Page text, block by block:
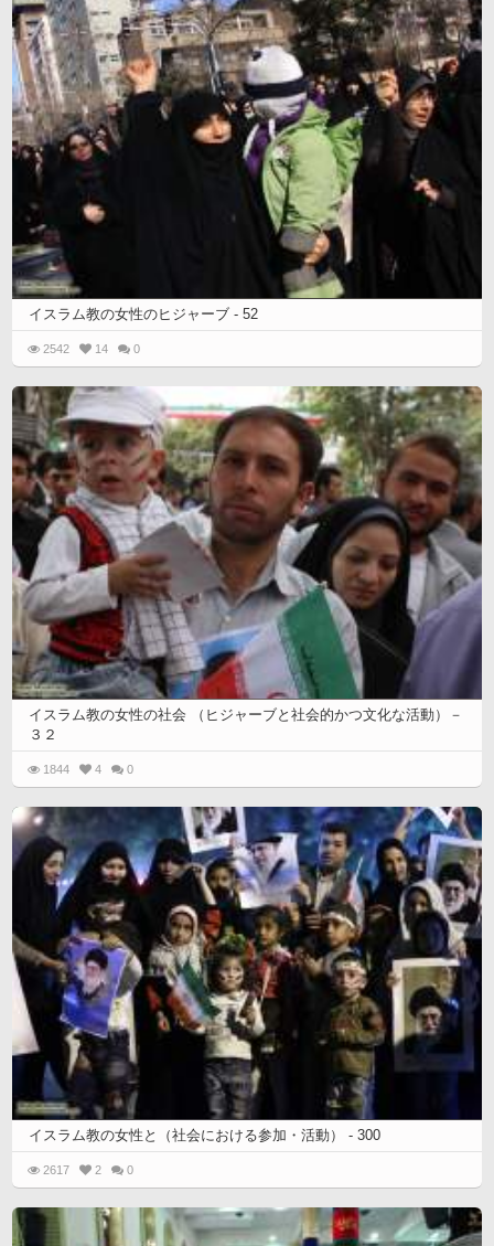
イスラム教の女性のヒジャーブ - 52
2542 14 0
イスラム教の女性の社会 （ヒジャーブと社会的かつ文化な活動）－
３２
1844 4 0
イスラム教の女性と（社会における参加・活動） - 300
2617 2 0